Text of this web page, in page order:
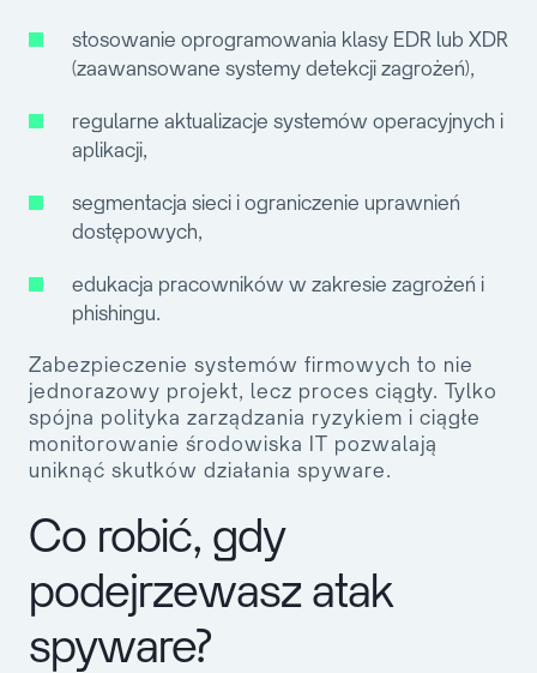
stosowanie oprogramowania klasy EDR lub XDR
(zaawansowane systemy detekcji zagrożeń),
regularne aktualizacje systemów operacyjnych i
aplikacji,
segmentacja sieci i ograniczenie uprawnień
dostępowych,
edukacja pracowników w zakresie zagrożeń i
phishingu.
Zabezpieczenie systemów firmowych to nie
jednorazowy projekt, lecz proces ciągły. Tylko
spójna polityka zarządzania ryzykiem i ciągłe
monitorowanie środowiska IT pozwalają
uniknąć skutków działania spyware.
Co robić, gdy
podejrzewasz atak
spyware?